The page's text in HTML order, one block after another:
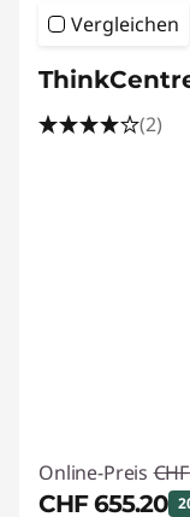
Vergleichen
(2)
Online-Preis
CHF 655.20